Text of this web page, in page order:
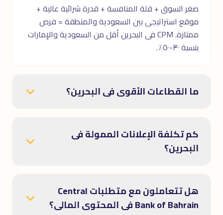
صغر السوق + قلة المنافسة + قدرة شرائية عالية +
موقع استراتيجى بين السعودية والمنطقة = فرص
ممتازة. CPM فى البحرين أقل من السعودية والإمارات
بنسبة ٣٠-٥٠٪.
ما القطاعات الأقوى فى البحرين؟
كم تكلفة الإعلانات الممولة فى
البحرين؟
هل تتعاملون مع متطلبات Central
Bank of Bahrain فى المحتوى المالى؟